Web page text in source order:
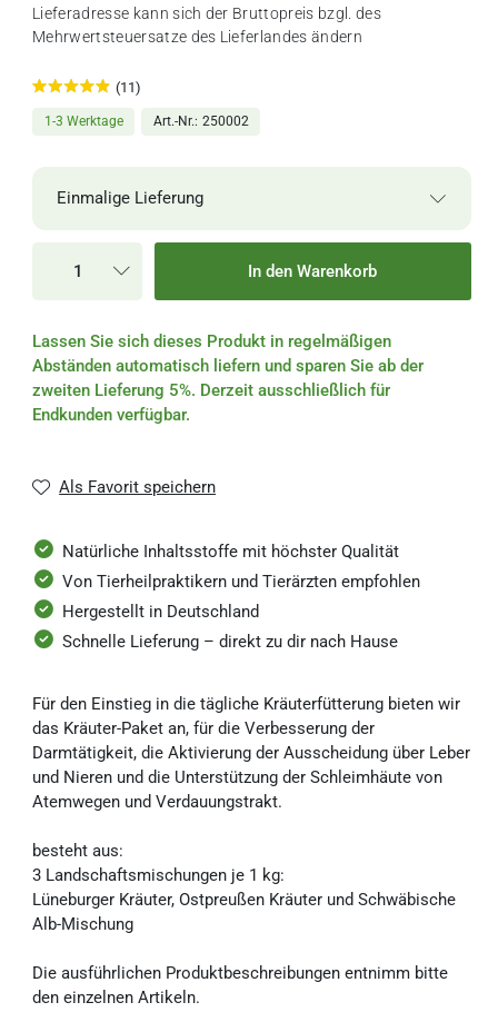
Lieferadresse kann sich der Bruttopreis bzgl. des
Mehrwertsteuersatze des Lieferlandes ändern
1-3 Werktage Art.-Nr. 250002
(11)
Einmalige Lieferung
Alle 2 Wochen
Alle 4 Wochen
Alle 6 Wochen
Alle 3 Monate
In den Warenkorb
Als Favorit speichern
Lassen Sie sich dieses Produkt in regelmäßigen
Abständen automatisch liefern und sparen Sie ab der
zweiten Lieferung 5%. Derzeit ausschließlich für
Endkunden verfügbar.
Natürliche Inhaltsstoffe mit höchster Qualität
Von Tierheilpraktikern und Tierärzten empfohlen
Hergestellt in Deutschland
Schnelle Lieferung – direkt zu dir nach Hause
Für den Einstieg in die tägliche Kräuterfütterung bieten wir
das Kräuter-Paket an, für die Verbesserung der
Darmtätigkeit, die Aktivierung der Ausscheidung über Leber
und Nieren und die Unterstützung der Schleimhäute von
Atemwegen und Verdauungstrakt.
besteht aus:
3 Landschaftsmischungen je 1 kg:
Lüneburger Kräuter, Ostpreußen Kräuter und Schwäbische
Alb-Mischung
Die ausführlichen Produktbeschreibungen entnimm bitte
den einzelnen Artikeln.